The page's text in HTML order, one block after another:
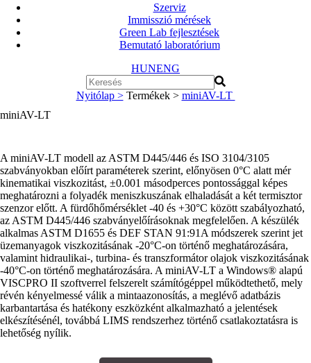
Szerviz
Immisszió mérések
Green Lab fejlesztések
Bemutató laboratórium
HUNENG
Nyitólap > Termékek > miniAV-LT
miniAV-LT
A miniAV-LT modell az ASTM D445/446 és ISO 3104/3105
szabványokban előírt paraméterek szerint, előnyösen 0°C alatt mér
kinematikai viszkozitást, ±0.001 másodperces pontossággal képes
meghatározni a folyadék meniszkuszának elhaladását a két termisztor
szenzor előtt. A fürdőhőmérséklet -40 és +30°C között szabályozható,
az ASTM D445/446 szabványelőírásoknak megfelelően. A készülék
alkalmas ASTM D1655 és DEF STAN 91:91A módszerek szerint jet
üzemanyagok viszkozitásának -20°C-on történő meghatározására,
valamint hidraulikai-, turbina- és transzformátor olajok viszkozitásának
-40°C-on történő meghatározására. A miniAV-LT a Windows® alapú
VISCPRO II szoftverrel felszerelt számítógéppel működtethető, mely
révén kényelmessé válik a mintaazonosítás, a meglévő adatbázis
karbantartása és hatékony eszközként alkalmazható a jelentések
elkészítésénél, továbbá LIMS rendszerhez történő csatlakoztatásra is
lehetőség nyílik.